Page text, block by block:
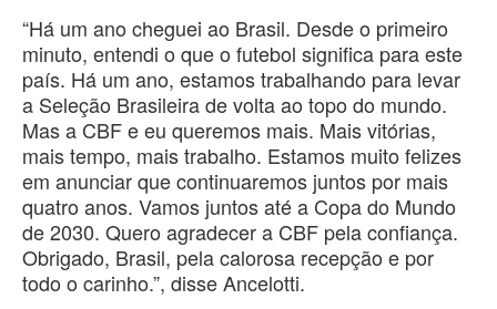
“Há um ano cheguei ao Brasil. Desde o primeiro
minuto, entendi o que o futebol significa para este
país. Há um ano, estamos trabalhando para levar
a Seleção Brasileira de volta ao topo do mundo.
Mas a CBF e eu queremos mais. Mais vitórias,
mais tempo, mais trabalho. Estamos muito felizes
em anunciar que continuaremos juntos por mais
quatro anos. Vamos juntos até a Copa do Mundo
de 2030. Quero agradecer a CBF pela confiança.
Obrigado, Brasil, pela calorosa recepção e por
todo o carinho.”, disse Ancelotti.